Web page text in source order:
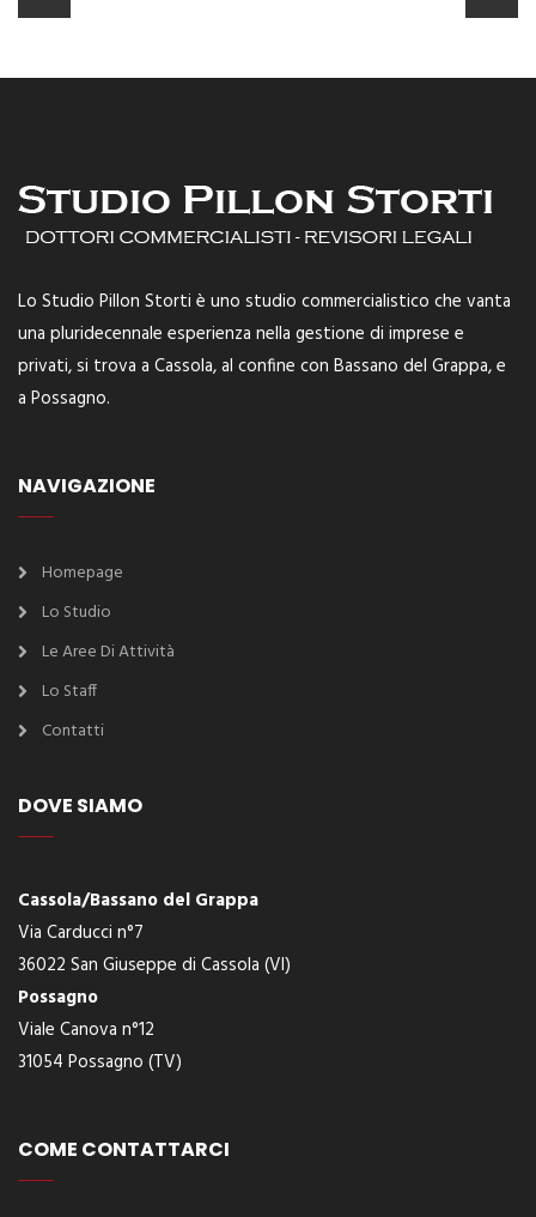
Lo Studio Pillon Storti è uno studio commercialistico che vanta
una pluridecennale esperienza nella gestione di imprese e
privati, si trova a Cassola, al confine con Bassano del Grappa, e
a Possagno.
NAVIGAZIONE
Homepage
Lo Studio
Le Aree Di Attività
Lo Staff
Contatti
DOVE SIAMO
Cassola/Bassano del Grappa
Via Carducci n°7
36022 San Giuseppe di Cassola (VI)
Possagno
Viale Canova n°12
31054 Possagno (TV)
COME CONTATTARCI